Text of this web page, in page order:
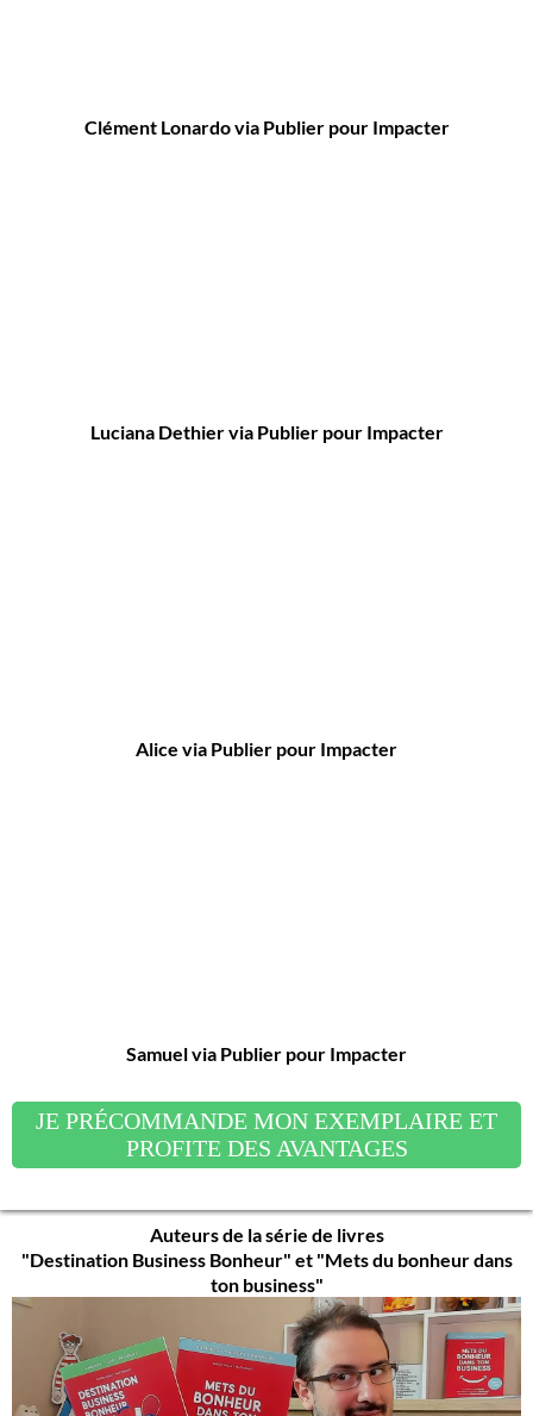
Clément Lonardo via Publier pour Impacter
Luciana Dethier via Publier pour Impacter
Alice via Publier pour Impacter
Samuel via Publier pour Impacter
JE PRÉCOMMANDE MON EXEMPLAIRE ET
PROFITE DES AVANTAGES
Auteurs de la série de livres
"Destination Business Bonheur" et "Mets du bonheur dans
ton business"